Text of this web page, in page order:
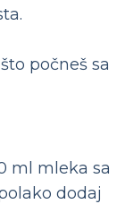
počneš sa
ml mleka sa
dodaj